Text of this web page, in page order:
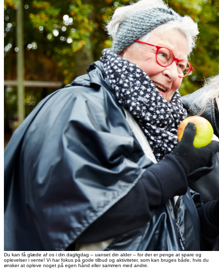
Du kan få glæde af os i din dagligdag – uanset din alder – for der er penge at spare og
oplevelser i vente! Vi har fokus på gode tilbud og aktiviteter, som kan bruges både, hvis du
ønsker at opleve noget på egen hånd eller sammen med andre.